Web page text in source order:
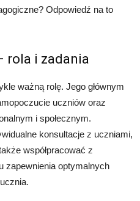
Odpowiedź na to
rola i zadania
ważną rolę. Jego głównym
uczniów oraz
i społecznym.
konsultacje z uczniami,
współpracować z
zapewnienia optymalnych